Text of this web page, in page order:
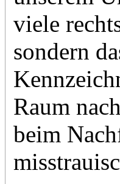
viele
sondern
Raum
beim